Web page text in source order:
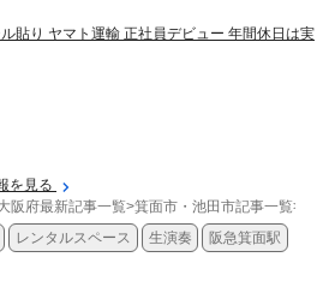
貼り ヤマト運輸 正社員デビュー 年間休日は実
を見る
阪府最新記事一覧>箕面市・池田市記事一覧>
レンタルスペース 生演奏 阪急箕面駅